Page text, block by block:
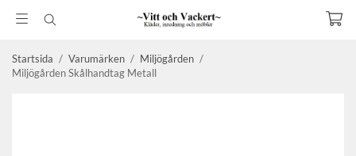
Startsida / Varumärken / Miljögården /
Miljögården Skålhandtag Metall